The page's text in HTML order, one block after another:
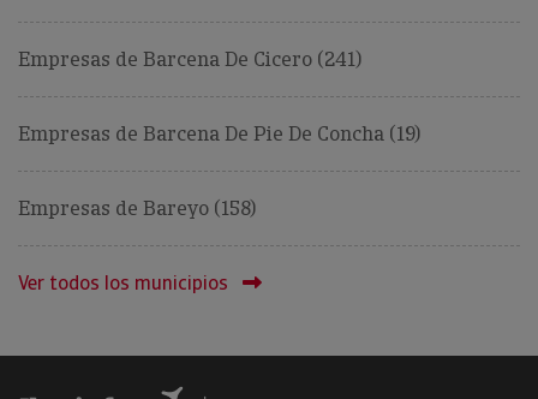
Empresas de Barcena De Cicero (241)
Empresas de Barcena De Pie De Concha (19)
Empresas de Bareyo (158)
Ver todos los municipios